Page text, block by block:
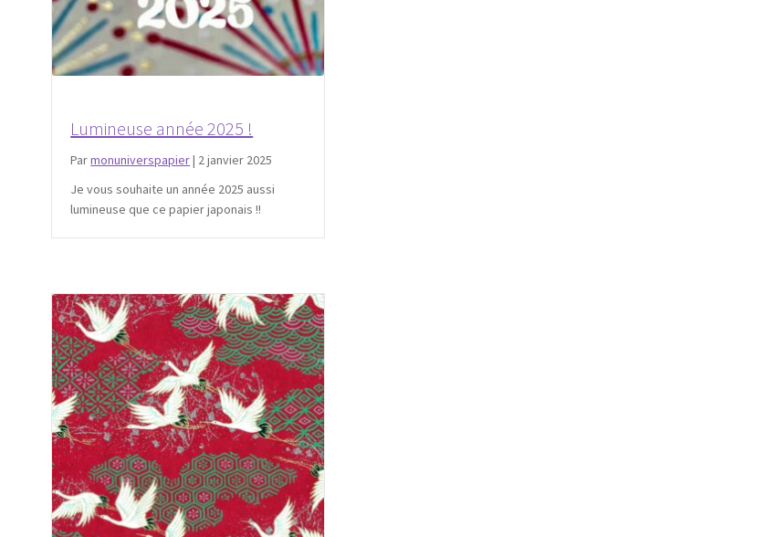
Lumineuse année 2025 !
Parmonuniverspapier| 2 janvier 2025
Je vous souhaite un année 2025 aussi
lumineuse que ce papier japonais !!